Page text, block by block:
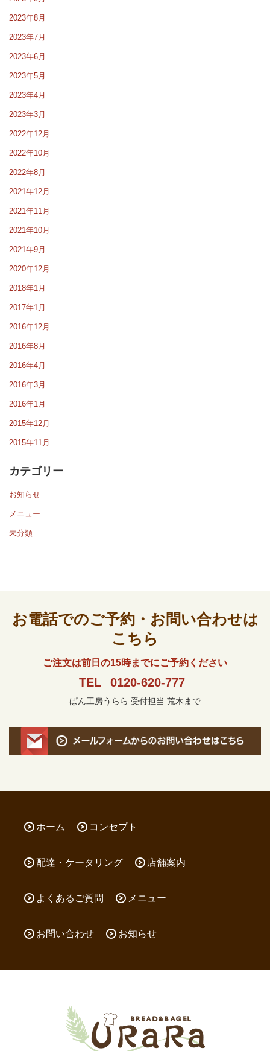
2023年8月
2023年7月
2023年6月
2023年5月
2023年4月
2023年3月
2022年12月
2022年10月
2022年8月
2021年12月
2021年11月
2021年10月
2021年9月
2020年12月
2018年1月
2017年1月
2016年12月
2016年8月
2016年4月
2016年3月
2016年1月
2015年12月
2015年11月
カテゴリー
お知らせ
メニュー
未分類
お電話でのご予約・お問い合わせは
こちら
ご注文は前日の15時までにご予約ください
TEL 0120-620-777
ぱん工房うらら 受付担当 荒木まで
ホーム コンセプト
配達・ケータリング 店舗案内
よくあるご質問 メニュー
お問い合わせ お知らせ